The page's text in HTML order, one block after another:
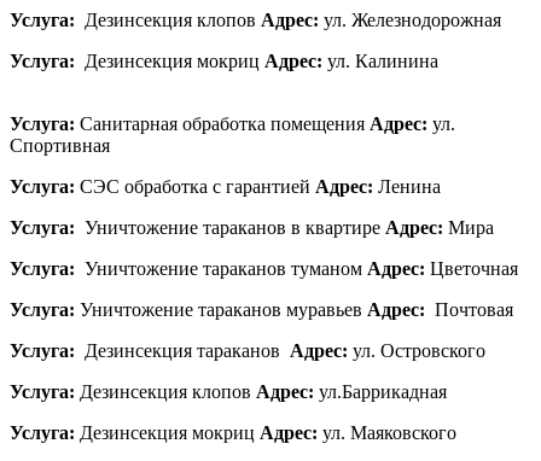
Услуга: Дезинсекция клопов Адрес: ул. Железнодорожная
Услуга: Дезинсекция мокриц Адрес: ул. Калинина
Услуга: Санитарная обработка помещения Адрес: ул.
Спортивная
Услуга: СЭС обработка с гарантией Адрес: Ленина
Услуга: Уничтожение тараканов в квартире Адрес: Мира
Услуга: Уничтожение тараканов туманом Адрес: Цветочная
Услуга: Уничтожение тараканов муравьев Адрес: Почтовая
Услуга: Дезинсекция тараканов Адрес: ул. Островского
Услуга: Дезинсекция клопов Адрес: ул.Баррикадная
Услуга: Дезинсекция мокриц Адрес: ул. Маяковского